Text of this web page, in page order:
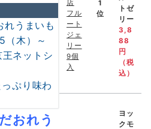
れうまいも
木）～
ネットシ
ぷり味わ
おれう
1
位
トゼ
リー
3,8
88
円
（税
込）
ヨッ
クモ